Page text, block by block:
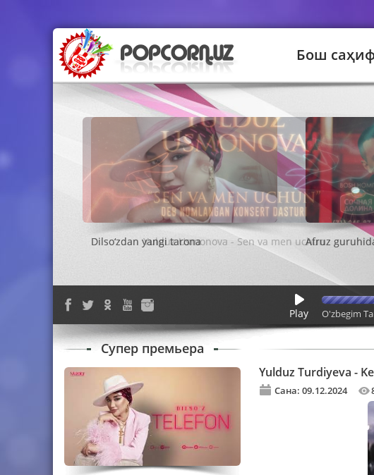
Бош
Yulduz Usmonova - Sen va men uchun
Play O'zbegim
Yulduz Turdiyeva -
Сана: 09.12.2024
Супер премьера